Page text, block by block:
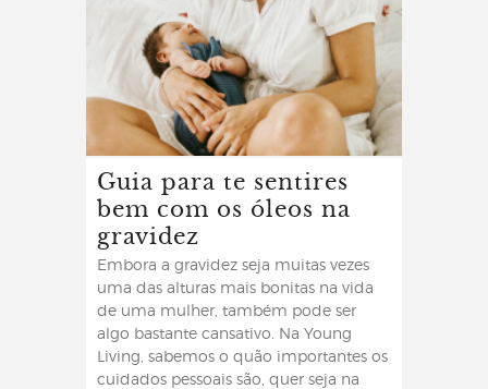
Guia para te sentires
bem com os óleos na
gravidez
Embora a gravidez seja muitas vezes
uma das alturas mais bonitas na vida
de uma mulher, também pode ser
algo bastante cansativo. Na Young
Living, sabemos o quão importantes os
cuidados pessoais são, quer seja na